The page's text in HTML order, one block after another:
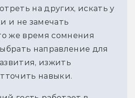
на других, искать у
и не замечать
же время сомнения
направление для
изжить
навыки.